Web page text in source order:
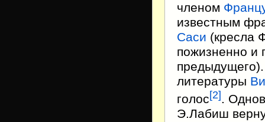
членом
известным
Саси (кресла
пожизненно и
литературы
голос[2] .
Э.Лабиш